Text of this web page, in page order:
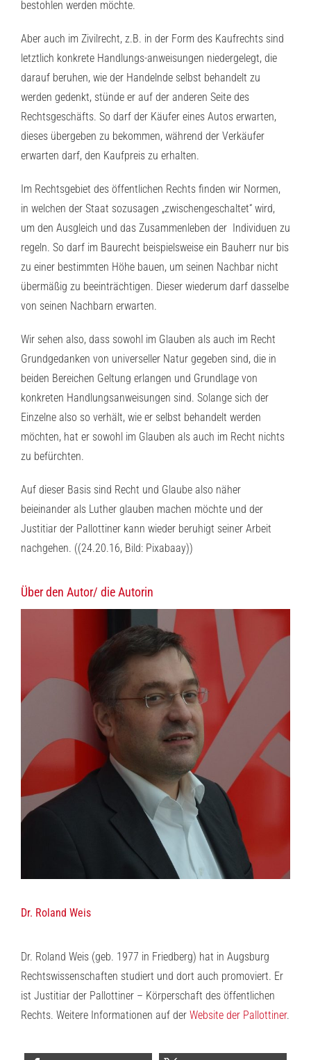
bestohlen werden möchte.
Aber auch im Zivilrecht, z.B. in der Form des Kaufrechts sind
letztlich konkrete Handlungs-anweisungen niedergelegt, die
darauf beruhen, wie der Handelnde selbst behandelt zu
werden gedenkt, stünde er auf der anderen Seite des
Rechtsgeschäfts. So darf der Käufer eines Autos erwarten,
dieses übergeben zu bekommen, während der Verkäufer
erwarten darf, den Kaufpreis zu erhalten.
Im Rechtsgebiet des öffentlichen Rechts finden wir Normen,
in welchen der Staat sozusagen „zwischengeschaltet“ wird,
um den Ausgleich und das Zusammenleben der Individuen zu
regeln. So darf im Baurecht beispielsweise ein Bauherr nur bis
zu einer bestimmten Höhe bauen, um seinen Nachbar nicht
übermäßig zu beeinträchtigen. Dieser wiederum darf dasselbe
von seinen Nachbarn erwarten.
Wir sehen also, dass sowohl im Glauben als auch im Recht
Grundgedanken von universeller Natur gegeben sind, die in
beiden Bereichen Geltung erlangen und Grundlage von
konkreten Handlungsanweisungen sind. Solange sich der
Einzelne also so verhält, wie er selbst behandelt werden
möchten, hat er sowohl im Glauben als auch im Recht nichts
zu befürchten.
Auf dieser Basis sind Recht und Glaube also näher
beieinander als Luther glauben machen möchte und der
Justitiar der Pallottiner kann wieder beruhigt seiner Arbeit
nachgehen. ((24.20.16, Bild: Pixabaay))
Über den Autor/ die Autorin
Dr. Roland Weis
Dr. Roland Weis (geb. 1977 in Friedberg) hat in Augsburg
Rechtswissenschaften studiert und dort auch promoviert. Er
ist Justitiar der Pallottiner – Körperschaft des öffentlichen
Rechts. Weitere Informationen auf der Website der Pallottiner.